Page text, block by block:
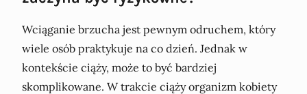
Wciąganie brzucha jest pewnym odruchem, który
wiele osób praktykuje na co dzień. Jednak w
kontekście ciąży, może to być bardziej
skomplikowane. W trakcie ciąży organizm kobiety